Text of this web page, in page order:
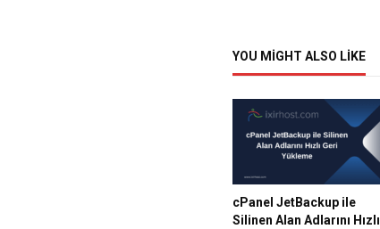
YOU MIGHT ALSO LIKE
cPanel JetBackup ile
Silinen Alan Adlarını Hızlı